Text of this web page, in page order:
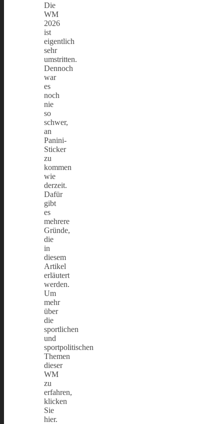
Die
WM
2026
ist
eigentlich
sehr
umstritten.
Dennoch
war
es
noch
nie
so
schwer,
an
Panini-
Sticker
zu
kommen
wie
derzeit.
Dafür
gibt
es
mehrere
Gründe,
die
in
diesem
Artikel
erläutert
werden.
Um
mehr
über
die
sportlichen
und
sportpolitischen
Themen
dieser
WM
zu
erfahren,
klicken
Sie
hier.